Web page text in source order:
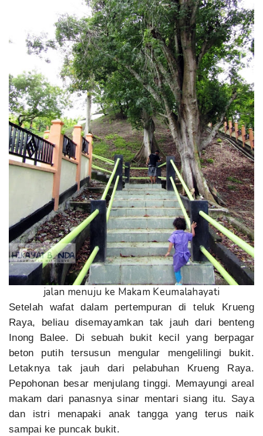
jalan menuju ke Makam Keumalahayati
Setelah wafat dalam pertempuran di teluk Krueng
Raya, beliau disemayamkan tak jauh dari benteng
Inong Balee. Di sebuah bukit kecil yang berpagar
beton putih tersusun mengular mengelilingi bukit.
Letaknya tak jauh dari pelabuhan Krueng Raya.
Pepohonan besar menjulang tinggi. Memayungi areal
makam dari panasnya sinar mentari siang itu. Saya
dan istri menapaki anak tangga yang terus naik
sampai ke puncak bukit.